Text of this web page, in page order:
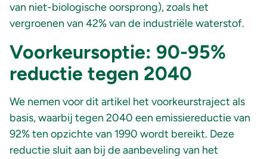
van niet-biologische oorsprong), zoals het
vergroenen van 42% van de industriële waterstof.
Voorkeursoptie: 90-95%
reductie tegen 2040
We nemen voor dit artikel het voorkeurstraject als
basis, waarbij tegen 2040 een emissiereductie van
92% ten opzichte van 1990 wordt bereikt. Deze
reductie sluit aan bij de aanbeveling van het